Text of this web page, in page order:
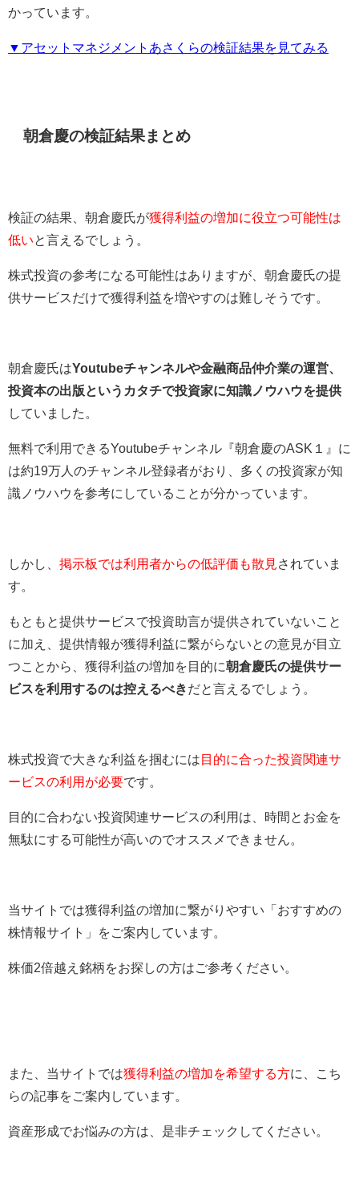
かっています。
▼アセットマネジメントあさくらの検証結果を見てみる
朝倉慶の検証結果まとめ
検証の結果、朝倉慶氏が獲得利益の増加に役立つ可能性は
低い と言えるでしょう。
株式投資の参考になる可能性はありますが、朝倉慶氏の提
供サービスだけで獲得利益を増やすのは難しそうです。
朝倉慶氏はYoutubeチャンネルや金融商品仲介業の運営、
投資本の出版というカタチで投資家に知識ノウハウを提供
していました。
無料で利用できるYoutubeチャンネル『朝倉慶のASK１』に
は約19万人のチャンネル登録者がおり、多くの投資家が知
識ノウハウを参考にしていることが分かっています。
しかし、 掲示板では利用者からの低評価も散見 されていま
す。
もともと提供サービスで投資助言が提供されていないこと
に加え、提供情報が獲得利益に繋がらないとの意見が目立
つことから、獲得利益の増加を目的に朝倉慶氏の提供サー
ビスを利用するのは控えるべきだと言えるでしょう。
株式投資で大きな利益を掴むには目的に合った投資関連サ
ービスの利用が必要です。
目的に合わない投資関連サービスの利用は、時間とお金を
無駄にする可能性が高いのでオススメできません。
当サイトでは獲得利益の増加に繋がりやすい「おすすめの
株情報サイト」をご案内しています。
株価2倍越え銘柄をお探しの方はご参考ください。
また、当サイトでは獲得利益の増加を希望する方に、こち
らの記事をご案内しています。
資産形成でお悩みの方は、是非チェックしてください。